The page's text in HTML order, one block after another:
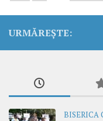
URMĂREȘTE:
BISERICA